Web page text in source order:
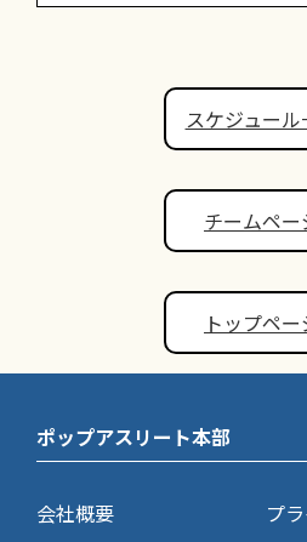
スケジュール
チームペー
トップペ
ポップアスリート本部
会社概要
プ